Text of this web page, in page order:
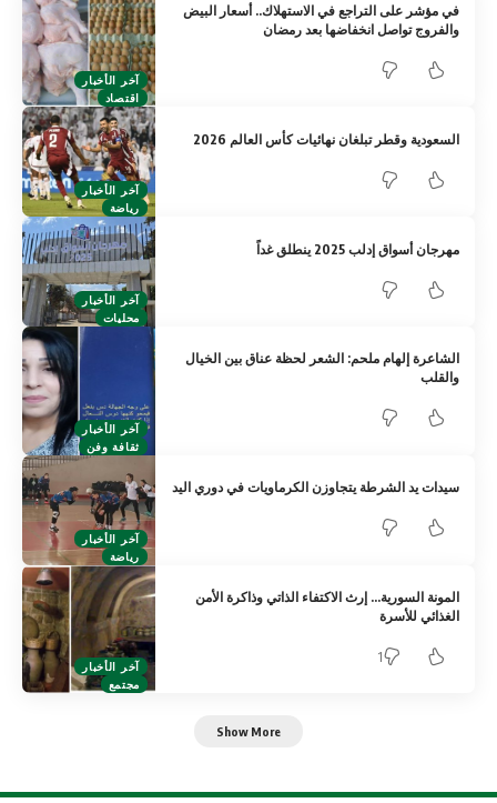
آخر الأخبار
اقتصاد
في مؤشر على التراجع في الاستهلاك.. أسعار البيض
والفروج تواصل انخفاضها بعد رمضان
آخر الأخبار
رياضة
السعودية وقطر تبلغان نهائيات كأس العالم 2026
آخر الأخبار
محليات
مهرجان أسواق إدلب 2025 ينطلق غداً
آخر الأخبار
ثقافة وفن
الشاعرة إلهام ملحم: الشعر لحظة عناق بين الخيال
والقلب
آخر الأخبار
رياضة
سيدات يد الشرطة يتجاوزن الكرماويات في دوري اليد
آخر الأخبار
مجتمع
المونة السورية… إرث الاكتفاء الذاتي وذاكرة الأمن
الغذائي للأسرة
1
Show More